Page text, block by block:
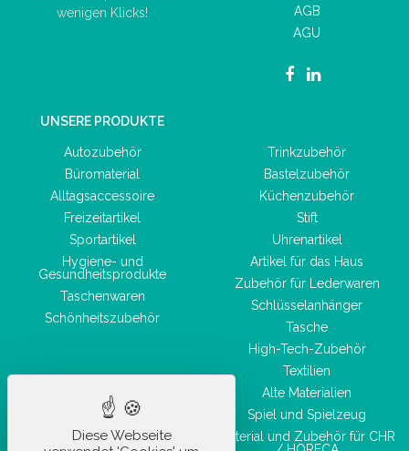
wenigen Klicks!
AGB
AGU
UNSERE PRODUKTE
Autozubehör
Büromaterial
Alltagsaccessoire
Freizeitartikel
Sportartikel
Hygiene- und
Gesundheitsprodukte
Taschenwaren
Schönheitszubehör
Trinkzubehör
Bastelzubehör
Küchenzubehör
Stift
Uhrenartikel
Artikel für das Haus
Zubehör für Lederwaren
Schlüsselanhänger
Tasche
High-Tech-Zubehör
Textilien
Alte Materialien
Spiel und Spielzeug
Material und Zubehör für CHR
Diese Webseite